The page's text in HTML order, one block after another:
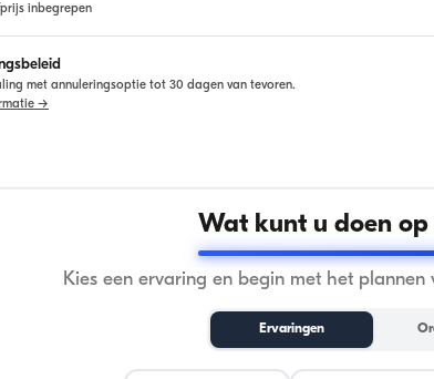
inbegrepen
met annuleringsoptie tot 30 dagen van tevoren.
→
Wat kunt u doen op
Kies een ervaring en begin met het
Ervaringen